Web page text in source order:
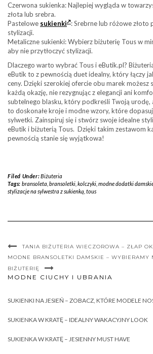
Czerwona sukienka: Najlepiej wygląda w
złota lub srebra.
Pastelowe sukienki
: Srebrne lub różowe złoto
stylizacji.
Metaliczne sukienki: Wybierz biżuterię Tous w
aby nie przytłoczyć stylizacji.
Dlaczego warto wybrać Tous i eButik.pl?
eButik to z pewnością duet idealny, który łączy
ceny. Dzięki szerokiej ofercie obu marek możesz
każdą okazję, nie rezygnując z elegancji ani
subtelnego blasku, który podkreśli Twoją urodę,
to doskonałe kroje i modne wzory, które
sylwetki. Zainspiruj się i stwórz swoje idealne
eButik i biżuterią Tous. Dzięki takim zestawom
pewnością stanie się wyjątkowa!
Filed Under:Biżuteria
Tags: bransoleta bransoletki, kolczyki, modne dodatki
stylizacje na sylwestra z sukienką tous
TANIA BIŻUTERIA WIECZOROWA – ZŁAP
MODNE BRANSOLETKI DAMSKIE – WYBIERAMY
BIŻUTERIĘ
MODNE CIUCHY I UBRANIA
SUKIENKI NA JESIEŃ – ZOBACZ, KTÓRE MODELE
SUKIENKA W KRATĘ – IDEALNY WAKACYJNY LOOK
SUKIENKA W KRATĘ – JESIENNY MUST HAVE